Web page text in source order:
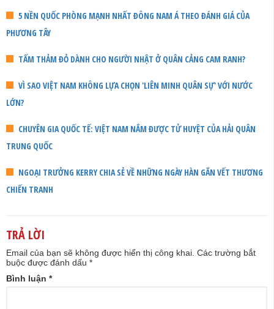
5 NỀN QUỐC PHÒNG MẠNH NHẤT ĐÔNG NAM Á THEO ĐÁNH GIÁ CỦA
PHƯƠNG TÂY
TẤM THẢM ĐỎ DÀNH CHO NGƯỜI NHẬT Ở QUÂN CẢNG CAM RANH?
VÌ SAO VIỆT NAM KHÔNG LỰA CHỌN 'LIÊN MINH QUÂN SỰ' VỚI NƯỚC
LỚN?
CHUYÊN GIA QUỐC TẾ: VIỆT NAM NẮM ĐƯỢC TỬ HUYỆT CỦA HẢI QUÂN
TRUNG QUỐC
NGOẠI TRƯỞNG KERRY CHIA SẺ VỀ NHỮNG NGÀY HÀN GẮN VẾT THƯƠNG
CHIẾN TRANH
TRẢ LỜI
Email của bạn sẽ không được hiển thị công khai. Các trường bắt
buộc được đánh dấu *
Bình luận *